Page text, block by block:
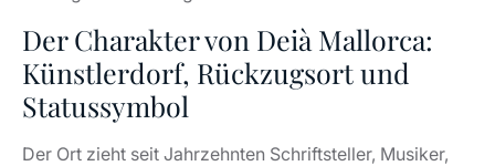
Der Charakter von Deià Mallorca:
Künstlerdorf, Rückzugsort und
Statussymbol
Der Ort zieht seit Jahrzehnten Schriftsteller, Musiker,